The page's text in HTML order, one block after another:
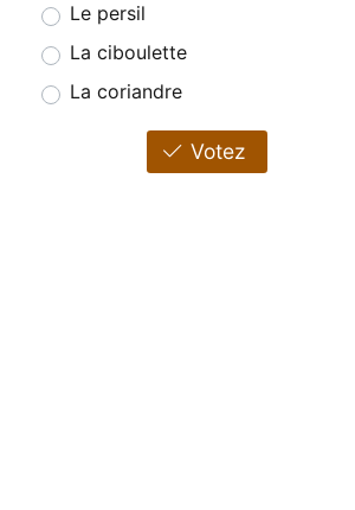
Le persil
La ciboulette
La coriandre
Votez